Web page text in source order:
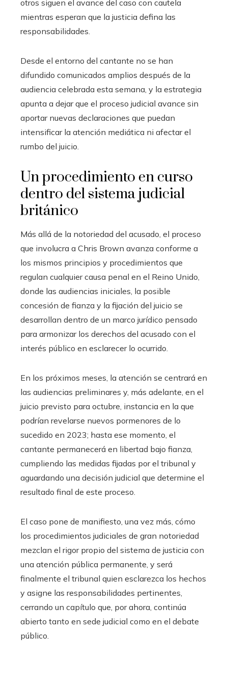
otros siguen el avance del caso con cautela
mientras esperan que la justicia defina las
responsabilidades.
Desde el entorno del cantante no se han
difundido comunicados amplios después de la
audiencia celebrada esta semana, y la estrategia
apunta a dejar que el proceso judicial avance sin
aportar nuevas declaraciones que puedan
intensificar la atención mediática ni afectar el
rumbo del juicio.
Un procedimiento en curso
dentro del sistema judicial
británico
Más allá de la notoriedad del acusado, el proceso
que involucra a Chris Brown avanza conforme a
los mismos principios y procedimientos que
regulan cualquier causa penal en el Reino Unido,
donde las audiencias iniciales, la posible
concesión de fianza y la fijación del juicio se
desarrollan dentro de un marco jurídico pensado
para armonizar los derechos del acusado con el
interés público en esclarecer lo ocurrido.
En los próximos meses, la atención se centrará en
las audiencias preliminares y, más adelante, en el
juicio previsto para octubre, instancia en la que
podrían revelarse nuevos pormenores de lo
sucedido en 2023; hasta ese momento, el
cantante permanecerá en libertad bajo fianza,
cumpliendo las medidas fijadas por el tribunal y
aguardando una decisión judicial que determine el
resultado final de este proceso.
El caso pone de manifiesto, una vez más, cómo
los procedimientos judiciales de gran notoriedad
mezclan el rigor propio del sistema de justicia con
una atención pública permanente, y será
finalmente el tribunal quien esclarezca los hechos
y asigne las responsabilidades pertinentes,
cerrando un capítulo que, por ahora, continúa
abierto tanto en sede judicial como en el debate
público.